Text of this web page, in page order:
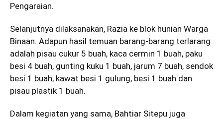
Pengaraian.
Selanjutnya dilaksanakan, Razia ke blok hunian Warga
Binaan. Adapun hasil temuan barang-barang terlarang
adalah pisau cukur 5 buah, kaca cermin 1 buah, paku
besi 4 buah, gunting kuku 1 buah, jarum 7 buah, sendok
besi 1 buah, kawat besi 1 gulung, besi 1 buah dan
pisau plastik 1 buah.
Dalam kegiatan yang sama, Bahtiar Sitepu juga